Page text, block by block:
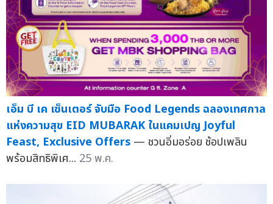
เอ็ม บี เค เซ็นเตอร์ จับมือ Food Legends ฉลองเทศกาล
แห่งความสุข EID MUBARAK ในแคมเปญ Joyful
Feast, Exclusive Offers — ชวนอิ่มอร่อย ช้อปเพลิน
พร้อมสิทธิพิเศ... 25 พ.ค.